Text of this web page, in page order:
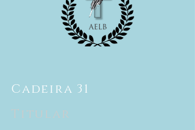
Cadeira 31
Titular